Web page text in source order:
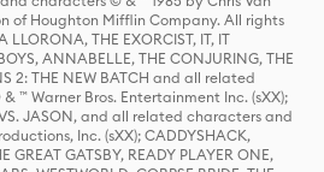
of Houghton Mifflin Company. All rights
LLORONA, THE EXORCIST, IT, IT
ANNABELLE, THE CONJURING, THE
2: THE NEW BATCH and all related
™ Warner Bros. Entertainment Inc. (sXX);
VS. JASON, and all related characters and
Inc. (sXX); CADDYSHACK,
GREAT GATSBY, READY PLAYER ONE,